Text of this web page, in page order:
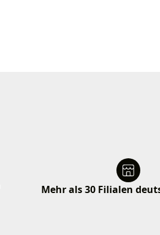
Mehr als 30 Filialen